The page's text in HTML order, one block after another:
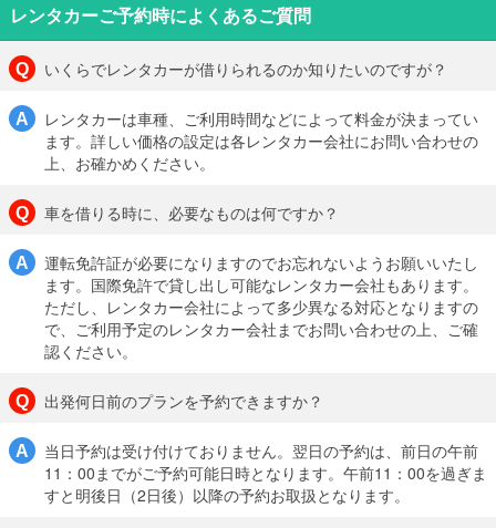
レンタカーご予約時によくあるご質問
いくらでレンタカーが借りられるのか知りたいのですが？
レンタカーは車種、ご利用時間などによって料金が決まってい
ます。詳しい価格の設定は各レンタカー会社にお問い合わせの
上、お確かめください。
車を借りる時に、必要なものは何ですか？
運転免許証が必要になりますのでお忘れないようお願いいたし
ます。国際免許で貸し出し可能なレンタカー会社もあります。
ただし、レンタカー会社によって多少異なる対応となりますの
で、ご利用予定のレンタカー会社までお問い合わせの上、ご確
認ください。
出発何日前のプランを予約できますか？
当日予約は受け付けておりません。翌日の予約は、前日の午前
11：00までがご予約可能日時となります。午前11：00を過ぎま
すと明後日（2日後）以降の予約お取扱となります。